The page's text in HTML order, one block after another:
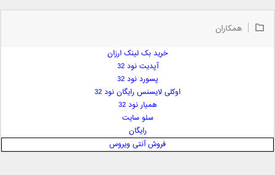
امیر علی
ایمان غلامی
همکاران
خرید بک لینک ارزان
آپدیت نود 32
پسورد نود 32
اوکلی لایسنس رایگان نود 32
همیار نود 32
سئو سایت
رایگان
فروش آنتی ویروس